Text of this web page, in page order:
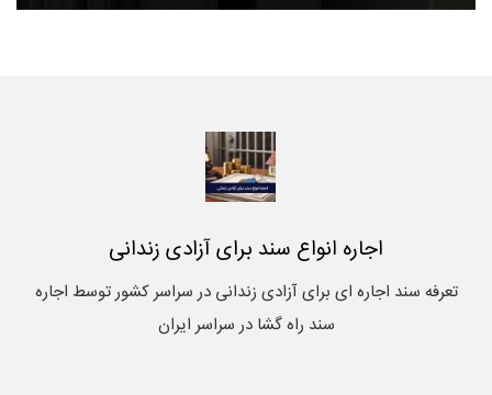
اجاره انواع سند برای آزادی زندانی
تعرفه سند اجاره ای برای آزادی زندانی در سراسر کشور توسط اجاره
سند راه گشا در سراسر ایران